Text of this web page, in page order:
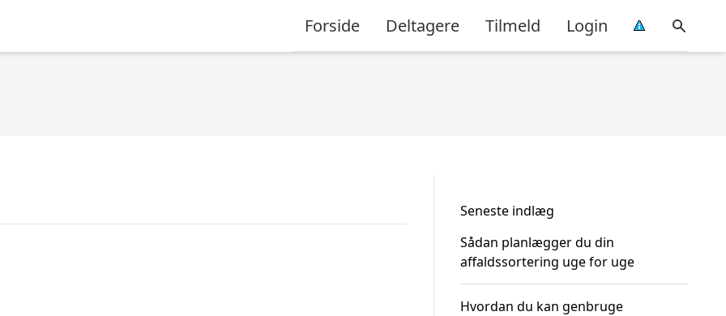
Forside Deltagere Tilmeld Login
Seneste indlæg
Sådan planlægger du din
affaldssortering uge for uge
Hvordan du kan genbruge